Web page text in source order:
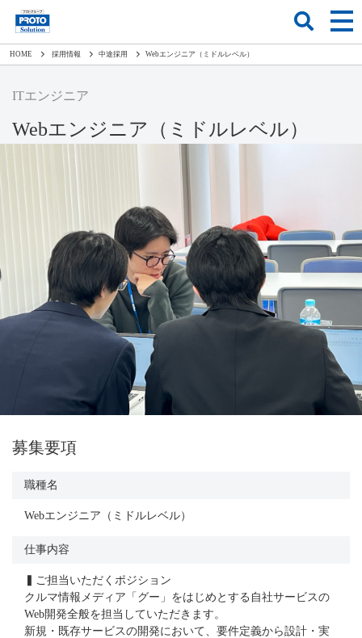
HOME 採用情報 中途採用 Webエンジニア（ミドルレベル）
ITエンジニア
Webエンジニア（ミドルレベル）
募集要項
職種名
Webエンジニア（ミドルレベル）
仕事内容
▍ご担当いただくポジション
クルマ情報メディア「グー」をはじめとする自社サービスの
Web開発全般を担当していただきます。
新規・既存サービスの開発において、要件定義から設計・実